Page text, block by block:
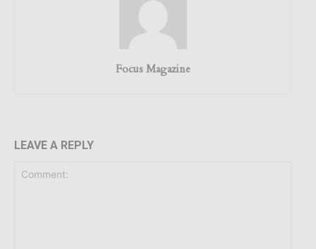
Focus Magazine
LEAVE A REPLY